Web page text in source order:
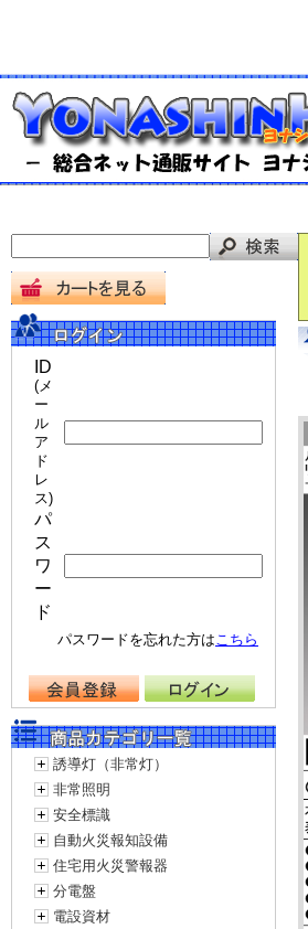
ID
(メ
ー
ル
ア
ド
レ
ス)
パ
ス
ワ
ー
ド
パスワードを忘れた方はこちら
誘導灯（非常灯）
非常照明
安全標識
自動火災報知設備
住宅用火災警報器
分電盤
電設資材